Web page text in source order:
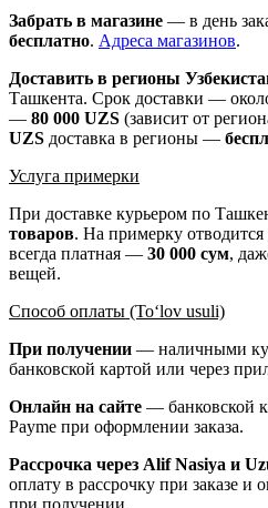
Забрать в магазине — в день
бесплатно. Адреса магазинов.
Доставить в регионы
Ташкента. Срок доставки —
— 80 000 UZS (зависит от
UZS доставка в регионы —
Услуга примерки
При доставке курьером по
товаров. На примерку отводится
всегда платная — 30 000 сум,
вещей.
Способ оплаты (To‘lov usuli)
При получении — наличными
банковской картой или через
Онлайн на сайте — банковской
Payme при оформлении заказа.
Рассрочка через Alif Nasiya и
оплату в рассрочку при заказе и
при получении.